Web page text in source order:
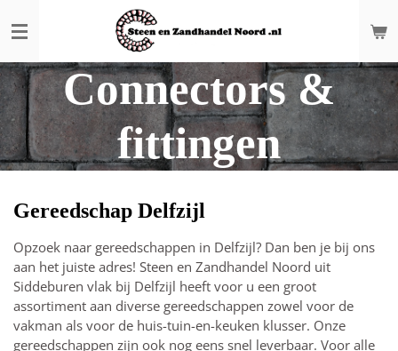
direct
de
hoofdinhoudConnectors &
fittingen
Gereedschap Delfzijl
Opzoek naar gereedschappen in Delfzijl? Dan ben je bij ons
aan het juiste adres! Steen en Zandhandel Noord uit
Siddeburen vlak bij Delfzijl heeft voor u een groot
assortiment aan diverse gereedschappen zowel voor de
vakman als voor de huis-tuin-en-keuken klusser. Onze
gereedschappen zijn ook nog eens snel leverbaar. Voor alle